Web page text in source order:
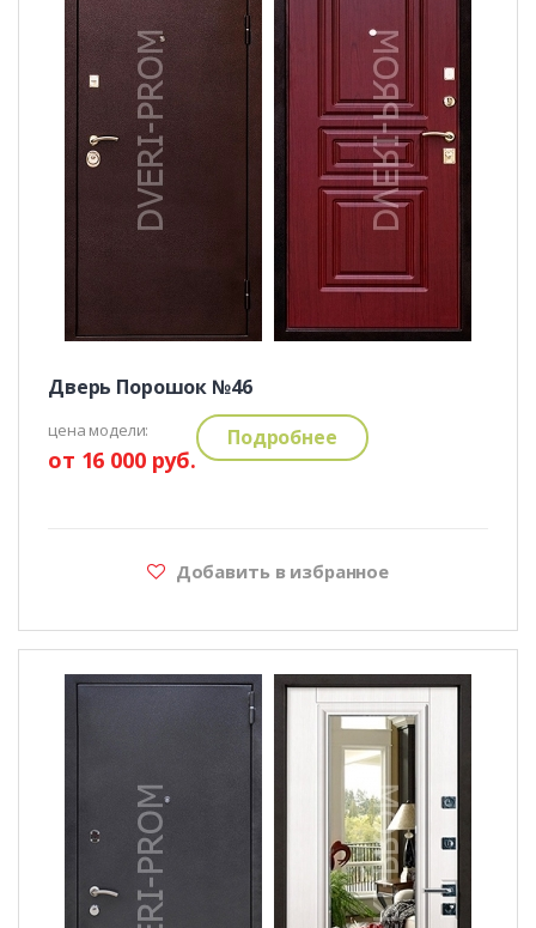
Дверь Порошок №46
цена модели:
от 16 000 руб.
Подробнее
Добавить в избранное